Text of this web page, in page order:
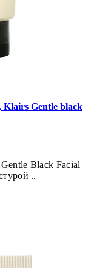
Gentle black
Black Facial
..